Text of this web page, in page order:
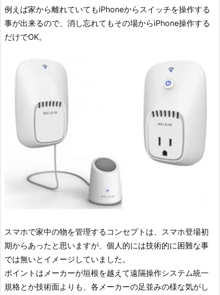
例えば家から離れていてもiPhoneからスイッチを操作する
事が出来るので、消し忘れてもその場からiPhone操作する
だけでOK。
スマホで家中の物を管理するコンセプトは、スマホ登場初
期からあったと思いますが、個人的には技術的に困難な事
では無いとイメージしていました。
ポイントはメーカーが垣根を越えて遠隔操作システム統一
規格とか技術面よりも、各メーカーの足並みの様な気がし